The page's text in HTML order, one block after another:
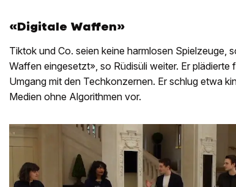
«Digitale Waffen»
Tiktok und Co. seien keine harmlosen Spielzeuge,
Waffen eingesetzt», so Rüdisüli weiter. Er
Umgang mit den Techkonzernen. Er schlug etwa
Medien ohne Algorithmen vor.